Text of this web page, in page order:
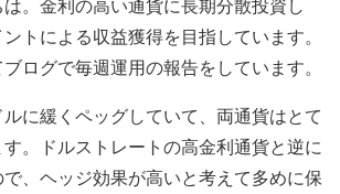
。金利の高い通貨に長期分散投資し
トによる収益獲得を目指しています。
ログで毎週運用の報告をしています。
に緩くペッグしていて、両通貨はとて
。ドルストレートの高金利通貨と逆に
、ヘッジ効果が高いと考えて多めに保